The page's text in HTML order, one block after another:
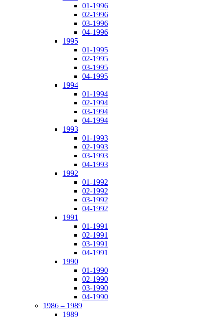
01-1996
02-1996
03-1996
04-1996
1995
01-1995
02-1995
03-1995
04-1995
1994
01-1994
02-1994
03-1994
04-1994
1993
01-1993
02-1993
03-1993
04-1993
1992
01-1992
02-1992
03-1992
04-1992
1991
01-1991
02-1991
03-1991
04-1991
1990
01-1990
02-1990
03-1990
04-1990
1986 – 1989
1989